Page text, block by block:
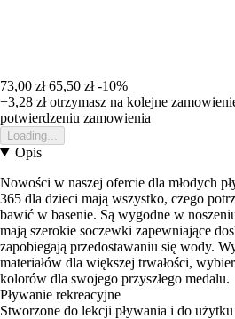
73,00 zł 65,50 zł -10%
+3,28 złotrzymasz na kolejne
potwierdzeniu zamowienia
Loading...
Opis
Nowości w naszej ofercie dla młodych
365 dla dzieci mają wszystko, czego
bawić w basenie. Są wygodne w
mają szerokie soczewki zapewniające
zapobiegają przedostawaniu się wody.
materiałów dla większej trwałości,
kolorów dla swojego przyszłego medalu.
Pływanie rekreacyjne
Stworzone do lekcji pływania i do